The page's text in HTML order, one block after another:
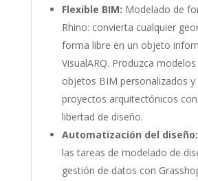
Flexible BIM: Modelado de
Rhino: convierta cualquier
forma libre en un objeto
VisualARQ. Produzca
objetos BIM personalizados
proyectos arquitectónicos
libertad de diseño.
Automatización del diseño:
las tareas de modelado de
gestión de datos con